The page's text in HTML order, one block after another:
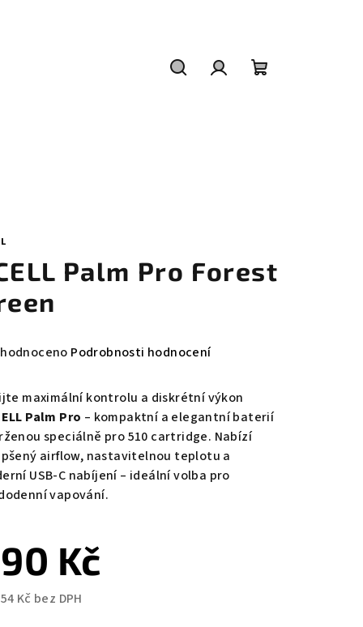
Palm Pro Forest
Podrobnosti hodnocení
maximální kontrolu a diskrétní výkon
Palm Pro – kompaktní a elegantní baterií
speciálně pro 510 cartridge. Nabízí
airflow, nastavitelnou teplotu a
USB-C nabíjení – ideální volba pro
vapování.
Kč
Kč bez DPH